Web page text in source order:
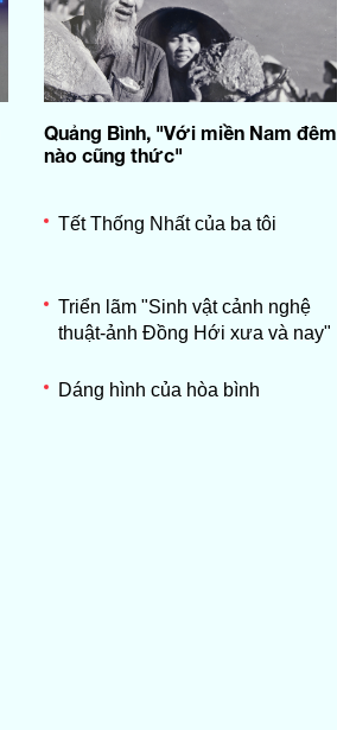
Quảng Bình, "Với miền Nam đêm
nào cũng thức"
Tết Thống Nhất của ba tôi
Triển lãm "Sinh vật cảnh nghệ
thuật-ảnh Đồng Hới xưa và nay"
Dáng hình của hòa bình